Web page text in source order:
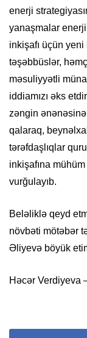
enerji
yanaşmalar enerji
inkişafı üçün
təşəbbüslər,
məsuliyyətli
iddiamızı əks
zəngin
qalaraq,
tərəfdaşlıqlar
inkişafına
vurğulayıb.
Beləliklə qeyd
növbəti mötəbər
Əliyevə böyük
Həcər Verdiyeva